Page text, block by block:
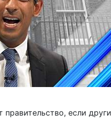
правительство, если